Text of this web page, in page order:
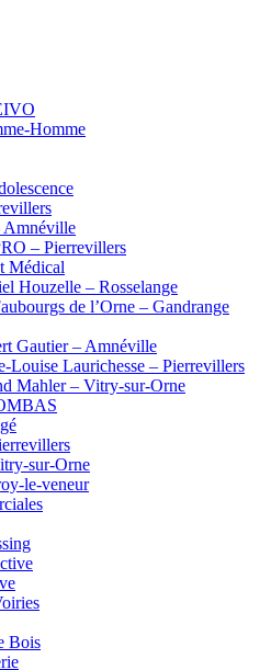
Homme
Amnéville
– Pierrevillers
Médical
Houzelle – Rosselange
de l’Orne – Gandrange
Gautier – Amnéville
Louise Laurichesse – Pierrevillers
Mahler – Vitry-sur-Orne
sur-Orne
le-veneur
Bois